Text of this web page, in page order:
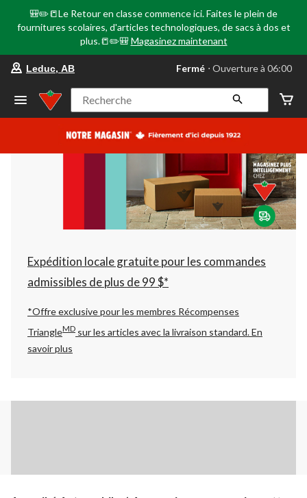
🎒✏️📒Le Retour en classe commence ici. Faites le plein de
fournitures scolaires, d'articles technologiques, de sacs à dos et
plus.📒✏️🎒 Magasinez maintenant
votre
préféré
Leduc,
AB,
courament
Ouverture
à
06:00
cliquer
pour
changer
Leduc, AB Fermé ⋅ Ouverture à 06:00
Recherche
Expédition locale gratuite pour les commandes
admissibles de plus de 99 $*
*Offre exclusive pour les membres Récompenses
TriangleMD sur les articles avec la livraison standard.En
savoir plus